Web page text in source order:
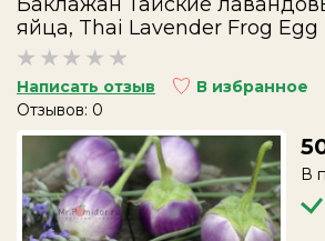
яйца, Thai Lavender Frog Egg
Отзывов: 0
Написать отзыв В избранное
В